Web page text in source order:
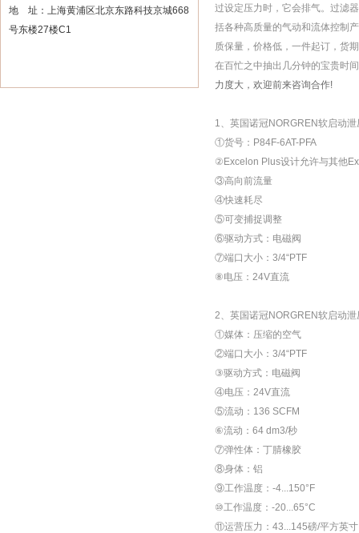
地 址：上海黄浦区北京东路科技京城668
号东楼27楼C1
过设定压力时，它会排气。过滤
括各种高质量的气动和流体控制
质保量，价格低，一件起订，货
在百忙之中抽出几分钟的宝贵时
力度大，欢迎前来咨询合作!
1、英国诺冠NORGREN软启动
①货号：P84F-6AT-PFA
②Excelon Plus设计允许与其他
③高向前流量
④快速耗尽
⑤可变捕捉调整
⑥驱动方式：电磁阀
⑦端口大小：3/4“PTF
⑧电压：24V直流
2、英国诺冠NORGREN软启动
①媒体：压缩的空气
②端口大小：3/4“PTF
③驱动方式：电磁阀
④电压：24V直流
⑤流动：136 SCFM
⑥流动：64 dm3/秒
⑦弹性体：丁腈橡胶
⑧身体：铝
⑨工作温度：-4...150°F
⑩工作温度：-20...65°C
⑪运营压力：43...145磅/平方英寸